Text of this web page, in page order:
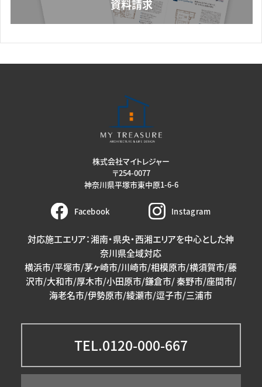
株式会社マイトレジャー
〒254-0077
神奈川県平塚市東中原1-6-6
Facebook Instagram
対応施工エリア：湘南・県央・西湘エリアを中心とした神
奈川県全域対応
横浜市/平塚市/茅ヶ崎市/川崎市/相模原市/横須賀市/藤
沢市/大和市/厚木市/小田原市/鎌倉市/ 秦野市/座間市/
海老名市/伊勢原市/綾瀬市/逗子市/三浦市
TEL.0120-000-667